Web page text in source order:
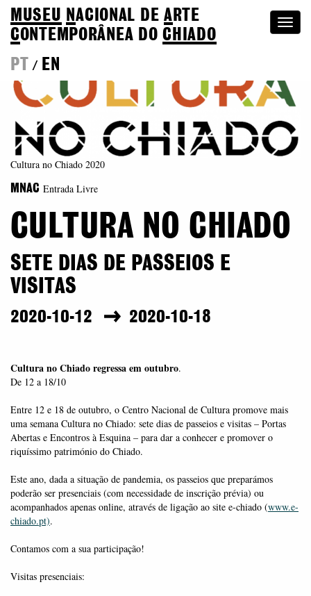
MUSEU NACIONAL DEA RTE
CONTEMPORÂNEA DOCHIADO
PT
/ EN
Cultura no Chiado 2020
MNAC Entrada Livre
CULTURA NO CHIADO
SETE DIAS DE PASSEIOS E
VISITAS
2020-10-12 2020-10-18
Cultura no Chiado regressa em outubro.
De 12 a 18/10
Entre 12 e 18 de outubro, o Centro Nacional de Cultura promove mais
uma semana Cultura no Chiado: sete dias de passeios e visitas – Portas
Abertas e Encontros à Esquina – para dar a conhecer e promover o
riquíssimo património do Chiado.
Este ano, dada a situação de pandemia, os passeios que preparámos
poderão ser presenciais (com necessidade de inscrição prévia) ou
acompanhados apenas online, através de ligação ao site e-chiado (www.e-
chiado.pt).
Contamos com a sua participação!
Visitas presenciais: